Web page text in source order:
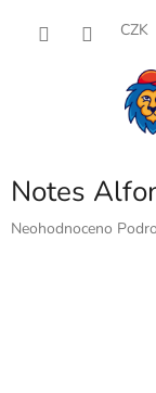
CZK
Notes
Průměrné
Neohodnoceno